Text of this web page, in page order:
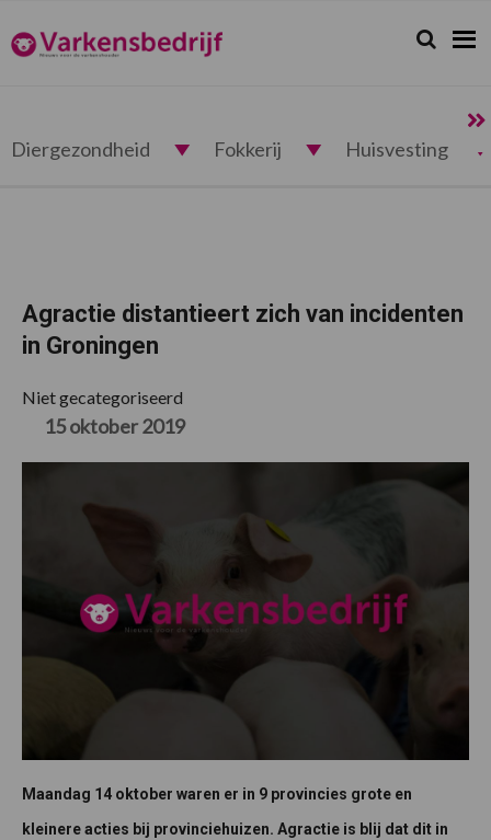
de
hoofdnavigatie
de
hoofd
de
eerste
de
voettekst
Varkensbedrijf.nl Zoeken...
Zoek
Diergezondheid Fokkerij Huisvesting
Agractie distantieert zich van incidenten
in Groningen
Niet gecategoriseerd
15 oktober 2019
Maandag 14 oktober waren er in 9 provincies grote en
kleinere acties bij provinciehuizen. Agractie is blij dat dit in